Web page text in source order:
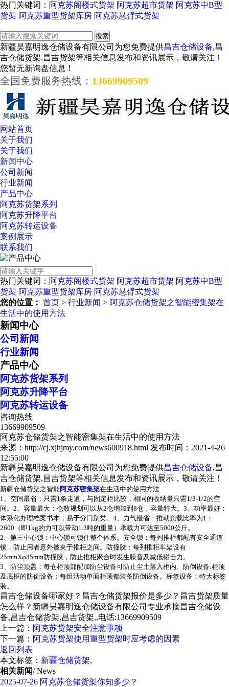
热门关键词： 阿克苏阁楼式货架 阿克苏超市货架 阿克苏中B型
货架 阿克苏重型货架库房 阿克苏悬臂式货架
新疆昊嘉明逸仓储设备有限公司为您免费提供昌吉仓储设备,昌
吉仓储货架,昌吉货架等相关信息发布和资讯展示，敬请关注！
您暂无新询盘信息！
全国免费服务热线： 13669909509
网站首页
关于我们
关于我们
新闻中心
公司新闻
行业新闻
产品中心
阿克苏货架系列
阿克苏升降平台
阿克苏转运设备
案例展示
联系我们
热门关键词： 阿克苏阁楼式货架 阿克苏超市货架 阿克苏中B型
货架 阿克苏重型货架库房 阿克苏悬臂式货架
您的位置： 首页 > 行业新闻 > 阿克苏仓储货架之智能密集架在
生活中的使用方法
新闻中心
公司新闻
行业新闻
产品中心
阿克苏货架系列
阿克苏升降平台
阿克苏转运设备
咨询热线
13669909509
阿克苏仓储货架之智能密集架在生活中的使用方法
来源：http://cj.xjhjmy.com/news600918.html 发布时间：2021-4-26
12:55:00
新疆昊嘉明逸仓储设备有限公司为您免费提供昌吉仓储设备,昌
吉仓储货架,昌吉货架等相关信息发布和资讯展示，敬请关注！
新疆仓储货架之智能阿克苏密集架在生活中的使用方法
1、空间最省：只需1条走道，与固定柜比较，相同的收纳量只需1/3-1/2的空
间。2、容量最大：仓数规划可以从2仓增加到8仓，容量特大。3、功率最好：
体系化办理档案书本，易于分门别类。4、力气最省：推动负载比率为1：
2600（即1kg的力可以带动1.3吨的重量）承载力可达至5000公斤。
2、第三中心锁：中心锁可锁住整个体系。安全锁：每列推柜都配有安全通道
锁，防止用者意外被夹于推柜之间。防撞胶：每列推柜车架设有
25mmXφ35mm防撞胶，防止推柜聚合时发生噪音及减低碰击力。
3、防尘顶盖：每仓柜顶部配加防尘设备可防止尘土落入柜内。防倒设备:柜顶
及底框的防倒设备：每组活动单面柜顶都装备防倒设备。标签设备：特大标签
装。
昌吉仓储设备哪家好？昌吉仓储货架报价是多少？昌吉货架质量
怎么样？新疆昊嘉明逸仓储设备有限公司专业承接昌吉仓储设
备,昌吉仓储货架,昌吉货架,,电话:13669909509
上一篇： 阿克苏货架安全注意事项
下一篇： 阿克苏货架使用重型货架时应考虑的因素
返回列表
本文标签： 新疆仓储货架,
相关新闻/ News
2025-07-26 阿克苏仓储货架你知多少？